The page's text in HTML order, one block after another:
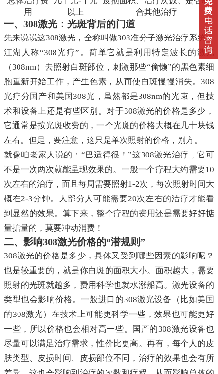
用
以上
合其他治疗
一、308激光：光斑背后的门道
先来说说这308激光，全称叫做308准分子激光治疗系统，
江湖人称“308光疗”。简单它就是利用特定波长的激光
（308nm）去照射白斑部位，刺激那些“偷懒”的黑色素细
胞重新开始工作，产生色素，从而使白斑慢慢消失。308
光疗分国产和美国308光，虽然都是308nm的光束，但技
术和设备上还是有些区别。对于308激光的价格是多少，
它通常是按光斑收费的，一个光斑的价格大概在几十块钱
左右。但是，要注意，这只是单次照射的价格，别方。
就像咱老家人说的：“巴适得很！”这308激光治疗，它可
不是一次两次就能呈现效果的。一般一个疗程大约需要10
次左右的治疗，而且每周需要照射1-2次，每次照射时间大
概在2-3分钟。大部分人可能需要20次左右的治疗才能看
到显然的效果。算下来，整个疗程的费用还是需要好好掂
量掂量的，莫要冲动消费！
二、影响308激光价格的“潜规则”
308激光的价格是多少，具体又受到哪些因素的影响呢？
也是较重要的，就是你白斑的面积大小。面积越大，需要
照射的光斑就越多，费用科学也就水涨船高。激光设备的
类型也会影响价格。一般进口的308激光设备（比如美国
的308激光）在技术上可能更科学一些，效果也可能更好
一些，所以价格也会相对高一些。国产的308激光设备也
尽量可以满足治疗需求，性价比更高。再有，每个人的皮
肤类型、皮损时间、皮损部位不同，治疗的效果也会有所